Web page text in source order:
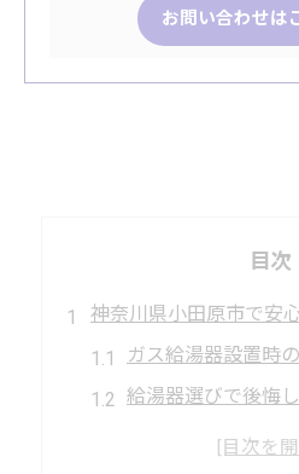
お問い合わせは
目次
神奈川県小田原市で安
ガス給湯器設置時
給湯器選びで後悔
施工前に確認すべ